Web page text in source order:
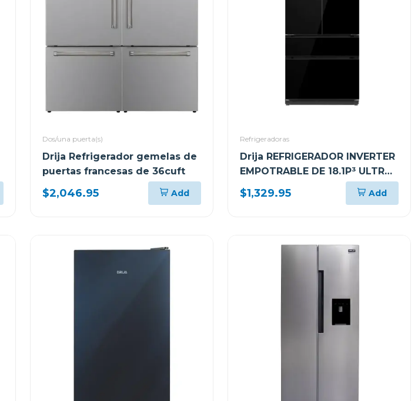
Dos/una puerta(s)
Drija Refrigerador gemelas de
puertas francesas de 36cuft
$2,046.95 Add
Refrigeradoras
Drija REFRIGERADOR INVERTER
EMPOTRABLE DE 18.1P³ ULTRA
FAST COOLING GLASS NEGRO
18FD4P
$1,329.95 Add